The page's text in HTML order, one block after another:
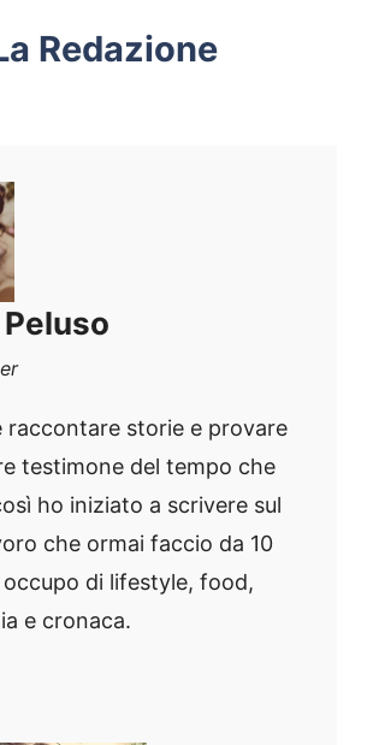
Redazione
raccontare storie e provare
testimone del tempo che
ho iniziato a scrivere sul
che ormai faccio da 10
occupo di lifestyle, food,
e cronaca.